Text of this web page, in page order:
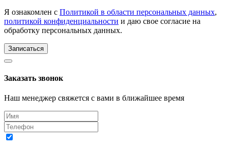
Я ознакомлен с Политикой в области персональных данных,
политикой конфиденциальности и даю свое согласие на
обработку персональных данных.
Записаться
Заказать звонок
Наш менеджер свяжется с вами в ближайшее время